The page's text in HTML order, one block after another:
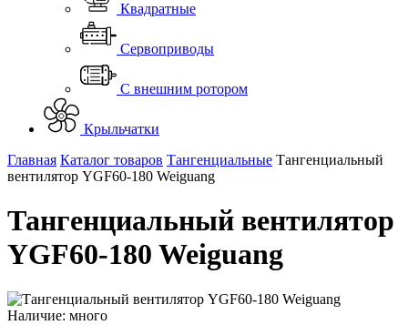
Квадратные
Сервоприводы
С внешним ротором
Крыльчатки
Главная Каталог товаров Тангенциальные Тангенциальный
вентилятор YGF60-180 Weiguang
Тангенциальный вентилятор
YGF60-180 Weiguang
Наличие: много